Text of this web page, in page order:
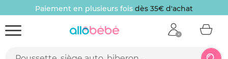
Paiement en plusieurs fois dès 35€ d'achat